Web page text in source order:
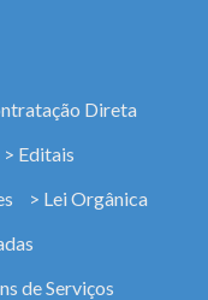
Direta
> Editais
> Lei Orgânica
de Serviços